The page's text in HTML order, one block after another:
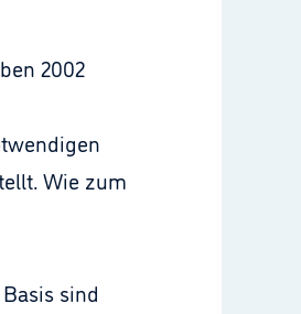
2002
Wie zum
sind